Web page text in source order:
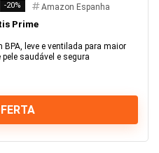
-20% Amazon Espanha
Prime
BPA, leve e ventilada para maior
saudável e segura